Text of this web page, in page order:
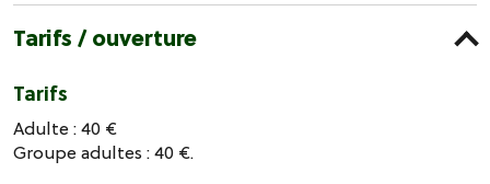
Tarifs / ouverture
Tarifs
Adulte : 40 €
Groupe adultes : 40 €.